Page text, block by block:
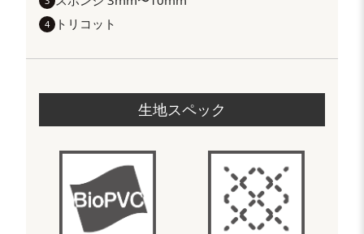
4 トリコット
生地スペック